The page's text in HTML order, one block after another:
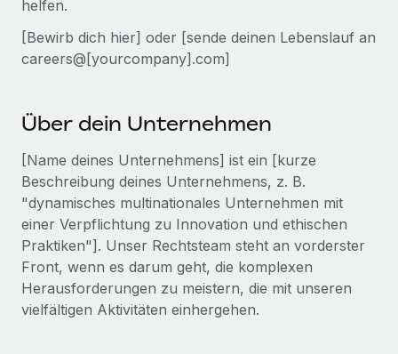
Prozessoptimierung mit unverzichtbaren Business-
Tools
DIENSTLEISTUNGEN
Frag unsere Expert:innen
Hilfe von Expert:innen für globale HR & Compliance
Background-Checks
Einfacheres Bewerber:innen-Screening
Compliance Watchtower
Lückenlose Compliance
Plattform
Beratung zu Integrationen und KI-Automatisierung
FALLSTUDIEN
So hat der KI-Vorreiter Weaviate sein Team mit
Remote um 120 % vergrößert
Weaviate auf einen Blick Weaviate entwickelt KI-basierte
Events
Informationen zu Gehältern und Qualifikationen
Hol dir Unterstützung
Alle Ressourcen anzeigen
BLOG
中文（简体）
helfen.
[Bewirb dich hier] oder [sende deinen Lebenslauf an
careers@[yourcompany].com]
Über dein Unternehmen
[Name deines Unternehmens] ist ein [kurze
Beschreibung deines Unternehmens, z. B.
"dynamisches multinationales Unternehmen mit
einer Verpflichtung zu Innovation und ethischen
Praktiken"]. Unser Rechtsteam steht an vorderster
Front, wenn es darum geht, die komplexen
Herausforderungen zu meistern, die mit unseren
vielfältigen Aktivitäten einhergehen.